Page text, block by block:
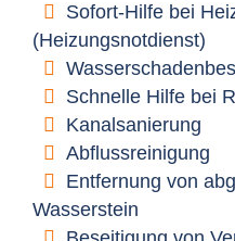
Sofort-Hilfe bei
(Heizungsnotdienst)
Schnelle Hilfe bei
Kanalsanierung
Abflussreinigung
Entfernung von
Wasserstein